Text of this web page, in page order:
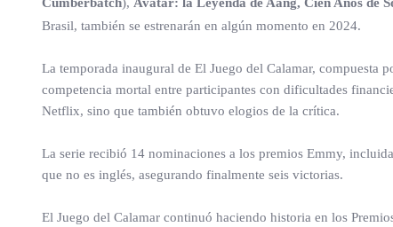
Brasil, también se estrenarán en algún momento en 2024.
La temporada inaugural de El Juego del Calamar, compuesta
competencia mortal entre participantes con dificultades
Netflix, sino que también obtuvo elogios de la crítica.
La serie recibió 14 nominaciones a los premios Emmy,
que no es inglés, asegurando finalmente seis victorias.
El Juego del Calamar continuó haciendo historia en los